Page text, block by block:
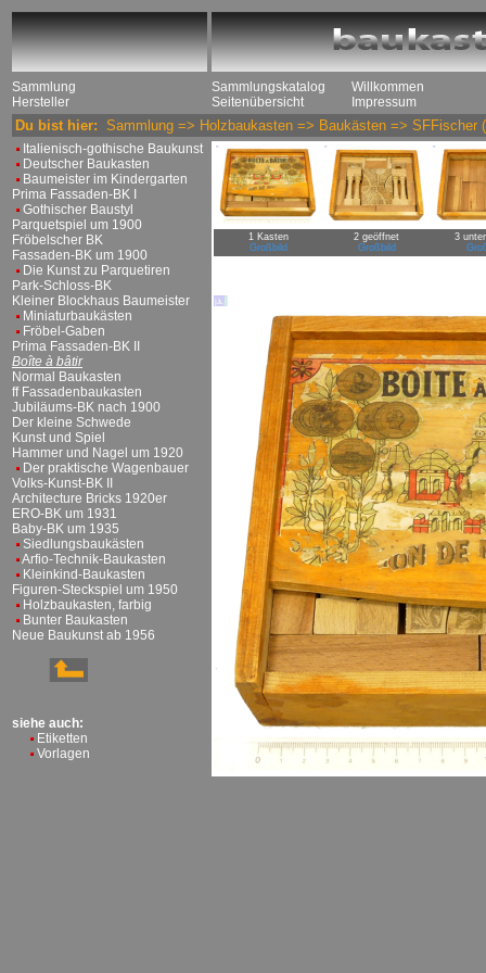
Sammlung
Hersteller
Sammlungskatalog
Seitenübersicht
Willkommen
Impressum
Du bist hier: Sammlung => Holzbaukasten => Baukästen => SFFischer
Italienisch-gothische Baukunst
Deutscher Baukasten
Baumeister im Kindergarten
Prima Fassaden-BK I
Gothischer Baustyl
Parquetspiel um 1900
Fröbelscher BK
Fassaden-BK um 1900
Die Kunst zu Parquetiren
Park-Schloss-BK
Kleiner Blockhaus Baumeister
Miniaturbaukästen
Fröbel-Gaben
Prima Fassaden-BK II
Boîte à bâtir
Normal Baukasten
ff Fassadenbaukasten
Jubiläums-BK nach 1900
Der kleine Schwede
Kunst und Spiel
Hammer und Nagel um 1920
Der praktische Wagenbauer
Volks-Kunst-BK II
Architecture Bricks 1920er
ERO-BK um 1931
Baby-BK um 1935
Siedlungsbaukästen
Arfio-Technik-Baukasten
Kleinkind-Baukasten
Figuren-Steckspiel um 1950
Holzbaukasten, farbig
Bunter Baukasten
Neue Baukunst ab 1956
siehe auch:
Etiketten
Vorlagen
1 Kasten
Großbild
2 geöffnet
Großbild
3